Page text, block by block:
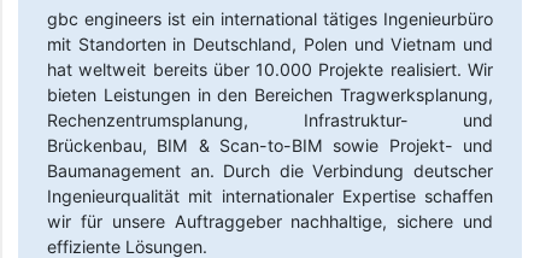
gbc engineers ist ein international tätiges Ingenieurbüro
mit Standorten in Deutschland, Polen und Vietnam und
hat weltweit bereits über 10.000 Projekte realisiert. Wir
bieten Leistungen in den Bereichen Tragwerksplanung,
Rechenzentrumsplanung, Infrastruktur- und
Brückenbau, BIM & Scan-to-BIM sowie Projekt- und
Baumanagement an. Durch die Verbindung deutscher
Ingenieurqualität mit internationaler Expertise schaffen
wir für unsere Auftraggeber nachhaltige, sichere und
effiziente Lösungen.